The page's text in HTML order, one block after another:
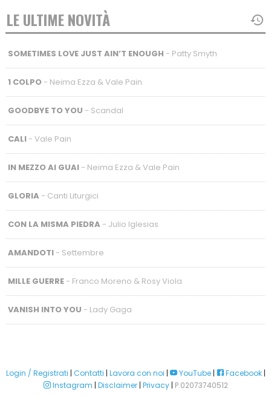
LE ULTIME NOVITÀ
SOMETIMES LOVE JUST AIN’T ENOUGH - Patty Smyth
1 COLPO- Neima Ezza & Vale Pain
GOODBYE TO YOU - Scandal
CALI- Vale Pain
IN MEZZO AI GUAI- Neima Ezza & Vale Pain
GLORIA - Canti Liturgici
CON LA MISMA PIEDRA - Julio Iglesias
AMANDOTI- Settembre
MILLE GUERRE- Franco Moreno & Rosy Viola
VANISH INTO YOU - Lady Gaga
Login / Registrati | Contatti | Lavora con noi | YouTube| Facebook|
Instagram | Disclaimer| Privacy| P.02073740512